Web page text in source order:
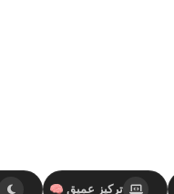
تركيز عميق 🧠